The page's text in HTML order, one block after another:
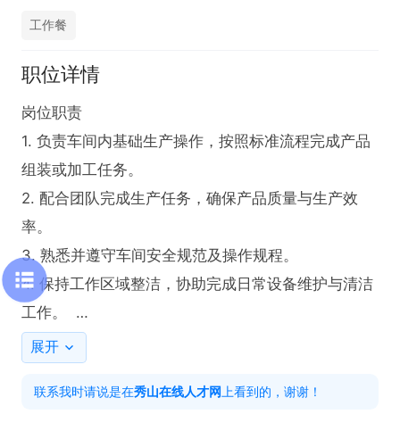
工作餐
职位详情
岗位职责
1. 负责车间内基础生产操作，按照标准流程完成产品
组装或加工任务。
2. 配合团队完成生产任务，确保产品质量与生产效
率。
3. 熟悉并遵守车间安全规范及操作规程。
4. 保持工作区域整洁，协助完成日常设备维护与清洁
工作。
5. 根据生产安排，适时配合加班以保障订单交付。
展开
联系我时请说是在秀山在线人才网 上看到的，谢谢！